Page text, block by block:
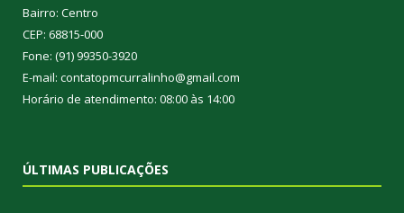
Bairro: Centro
CEP: 68815-000
Fone: (91) 99350-3920
E-mail: contatopmcurralinho@gmail.com
Horário de atendimento: 08:00 às 14:00
ÚLTIMAS PUBLICAÇÕES